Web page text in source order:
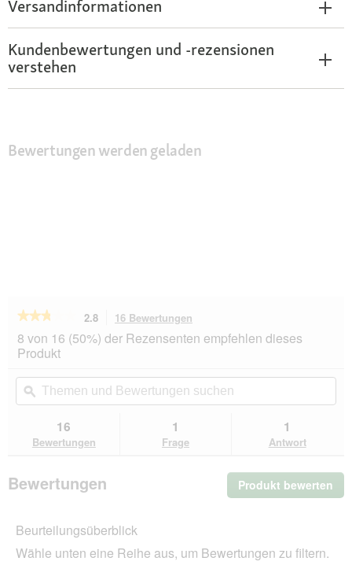
Versandinformationen
Kundenbewertungen und -rezensionen
verstehen
Bewertungen werden geladen
★★★★★
★★★★★
von
5
lesen
für
Kotbeutelspender
schwarz
2.8 16 Bewertungen
Aktion
du
zu
den
8 von 16 (50%) der Rezensenten empfehlen dieses
Produkt
Themen
und
Bewertungen
ϙ
16
Bewertungen
1
Frage
1
Antwort
Bewertungen Produkt bewerten
Mit
Beurteilungsüberblick
Wähle unten eine Reihe aus, um Bewertungen zu filtern.